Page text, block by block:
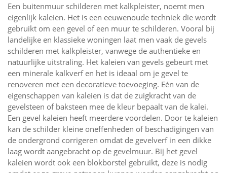
Een buitenmuur schilderen met kalkpleister, noemt men
eigenlijk kaleien. Het is een eeuwenoude techniek die wordt
gebruikt om een gevel of een muur te schilderen. Vooral bij
landelijke en klassieke woningen laat men vaak de gevels
schilderen met kalkpleister, vanwege de authentieke en
natuurlijke uitstraling. Het kaleien van gevels gebeurt met
een minerale kalkverf en het is ideaal om je gevel te
renoveren met een decoratieve toevoeging. Eén van de
eigenschappen van kaleien is dat de zuigkracht van de
gevelsteen of baksteen mee de kleur bepaalt van de kalei.
Een gevel kaleien heeft meerdere voordelen. Door te kaleien
kan de schilder kleine oneffenheden of beschadigingen van
de ondergrond corrigeren omdat de gevelverf in een dikke
laag wordt aangebracht op de gevelmuur. Bij het gevel
kaleien wordt ook een blokborstel gebruikt, deze is nodig